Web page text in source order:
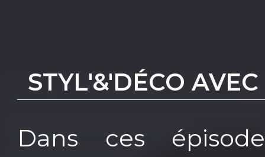
STYL'&'DÉCO
Dans ces